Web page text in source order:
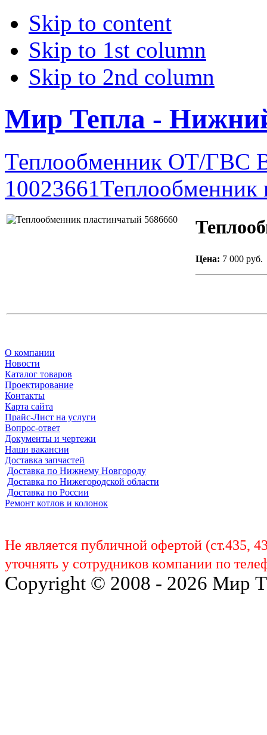
Skip to content
Skip to 1st column
Skip to 2nd column
Мир Тепла -
Теплообменник ОТ/ГВС
10023661Теплообменник
Цена: 7 000 руб.
О компании
Новости
Каталог товаров
Проектирование
Контакты
Карта сайта
Прайс-Лист на услуги
Вопрос-ответ
Документы и чертежи
Наши вакансии
Доставка запчастей
Доставка по Нижнему Новгороду
Доставка по Нижегородской области
Доставка по России
Ремонт котлов и колонок
Не является публичной офертой (ст.435,
уточнять у сотрудников компании по
Copyright © 2008 - 2026 Мир